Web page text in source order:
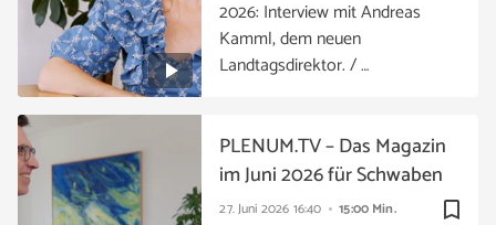
2026: Interview mit Andreas
Kamml, dem neuen
Landtagsdirektor. / …
bookmark_border
27. Juni 2026 16:40 15:00 Min.
PLENUM.TV – Das Magazin
im Juni 2026 für Schwaben